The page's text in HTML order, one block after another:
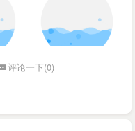
评论一下(0)